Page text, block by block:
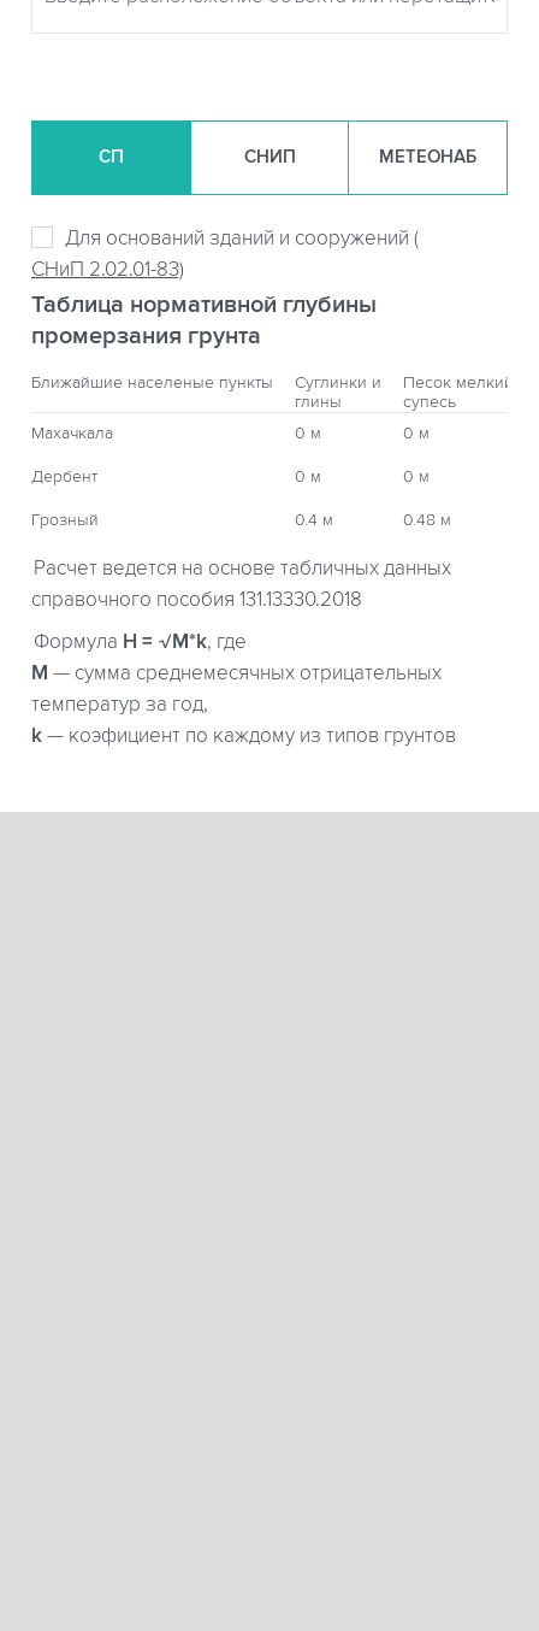
СП СНИП МЕТЕОНАБ
Для оснований зданий и сооружений (
СНиП 2.02.01-83)
Таблица нормативной глубины
промерзания грунта
Ближайшие населеные пункты
Суглинки и
глины
Песок мелкий,
супесь
Махачкала
0 м 0 м
Дербент 0 м 0 м
Грозный 0.4 м 0.48 м
Расчет ведется на основе табличных данных
справочного пособия 131.13330.2018
Формула H = √M*k, где
М — сумма среднемесячных отрицательных
температур за год,
k — коэфициент по каждому из типов грунтов